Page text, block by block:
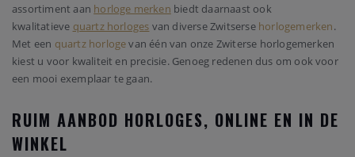
assortiment aan horloge merken biedt daarnaast ook
kwalitatieve quartz horloges van diverse Zwitserse horlogemerken.
Met een quartz horlogevan één van onze Zwiterse horlogemerken
kiest u voor kwaliteit en precisie. Genoeg redenen dus om ook voor
een mooi exemplaar te gaan.
RUIM AANBOD HORLOGES, ONLINE EN IN DE
WINKEL